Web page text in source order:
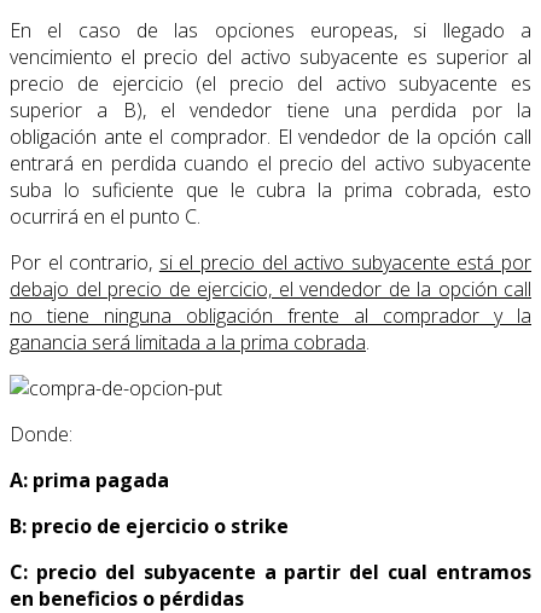
En el caso de las opciones europeas, si llegado a
vencimiento el precio del activo subyacente es superior al
precio de ejercicio (el precio del activo subyacente es
superior a B), el vendedor tiene una perdida por la
obligación ante el comprador. El vendedor de la opción call
entrará en perdida cuando el precio del activo subyacente
suba lo suficiente que le cubra la prima cobrada, esto
ocurrirá en el punto C.
Por el contrario, si el precio del activo subyacente está por
debajo del precio de ejercicio, el vendedor de la opción call
no tiene ninguna obligación frente al comprador y la
ganancia será limitada a la prima cobrada.
Donde:
A: prima pagada
B: precio de ejercicio o strike
C: precio del subyacente a partir del cual entramos
en beneficios o pérdidas